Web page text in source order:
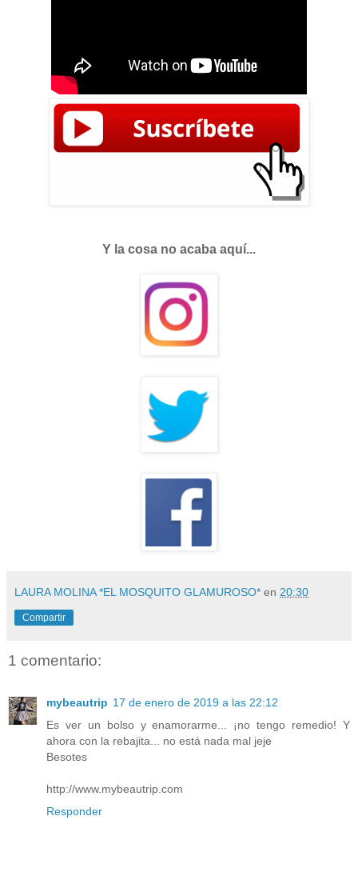
Y la cosa no acaba aquí...
LAURA MOLINA *EL MOSQUITO GLAMUROSO* en 20:30
Compartir
1 comentario:
mybeautrip 17 de enero de 2019 a las 22:12
Es ver un bolso y enamorarme... ¡no tengo remedio! Y
ahora con la rebajita... no está nada mal jeje
Besotes
http://www.mybeautrip.com
Responder